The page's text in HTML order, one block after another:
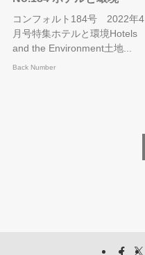
コンフォルト184号 2022年4
月号特集ホテルと環境Hotels
and the Environment土地...
Back Number